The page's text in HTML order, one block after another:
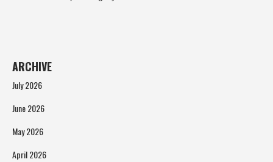
ARCHIVE
July 2026
June 2026
May 2026
April 2026